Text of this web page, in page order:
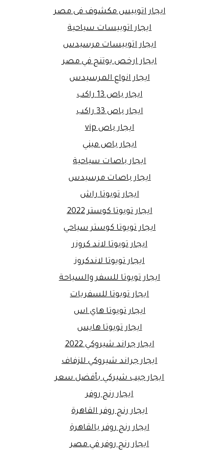
ايجار اتوبيس مكشوف فى مصر
ايجار اتوبيسات سياحية
ايجار اتوبيسات مرسيدس
ايجار ارخص يوتنج في مصر
ايجار انواع المرسيدس
ايجار باص 13 راكب
ايجار باص 33 راكب
ايجار باص vip
ايجار باص ميني
ايجار باصات سياحية
ايجار باصات مرسيدس
ايجار تويوتا راش
ايجار تويوتا كوستر 2022
ايجار تويوتا كوستر سياحي
ايجار تويوتا لاند كروزر
ايجار تويوتا لاندكروز
ايجار تويوتا للسفر والسياحة
ايجار تويوتا للسفريات
ايجار تويوتا هاي اس
ايجار تويوتا هايس
ايجار جراند شيروكي 2022
ايجار جراند شيروكي للزفاف
ايجار جيب شيركي بأفضل سعر
ايجار رنج روفر
ايجار رنج روفر القاهرة
ايجار رنج روفر بالقاهرة
ايجار رنج روفر في مصر